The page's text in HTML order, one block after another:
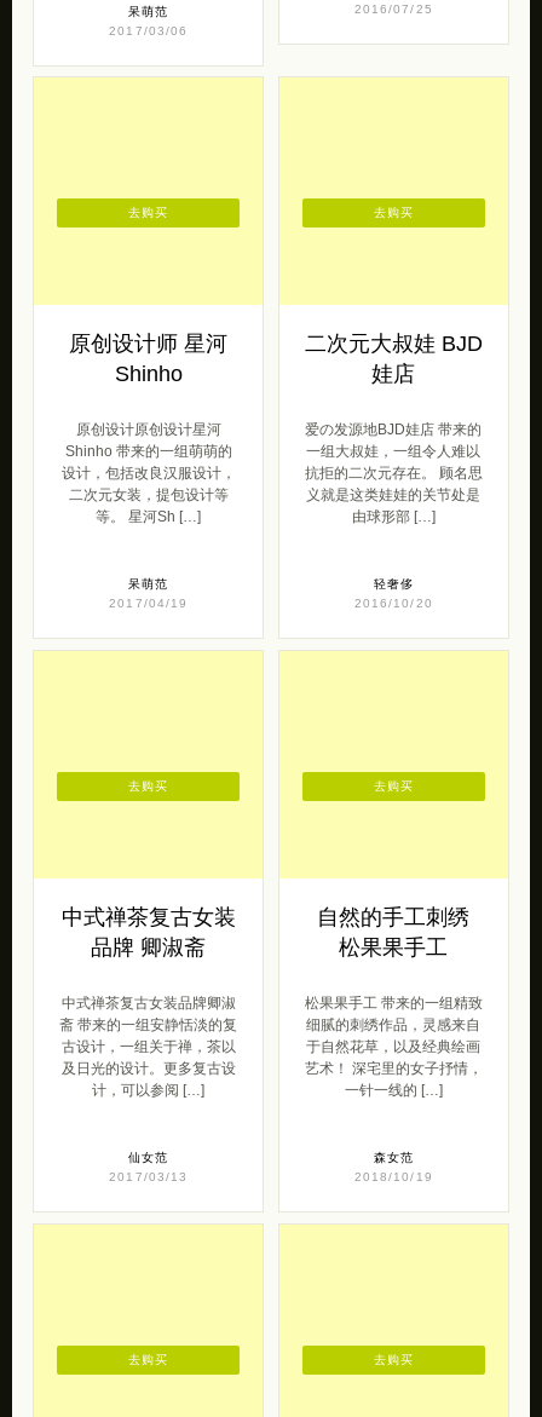
呆萌范
2017/03/06
2016/07/25
原创设计师 星河
Shinho
原创设计原创设计星河
Shinho 带来的一组萌萌的
设计，包括改良汉服设计，
二次元女装，提包设计等
等。 星河Sh […]
呆萌范
2017/04/19
去购买
二次元大叔娃 BJD
娃店
爱の发源地BJD娃店 带来的
一组大叔娃，一组令人难以
抗拒的二次元存在。 顾名思
义就是这类娃娃的关节处是
由球形部 […]
轻奢侈
2016/10/20
去购买
中式禅茶复古女装
品牌 卿淑斋
中式禅茶复古女装品牌卿淑
斋 带来的一组安静恬淡的复
古设计，一组关于禅，茶以
及日光的设计。更多复古设
计，可以参阅 […]
仙女范
2017/03/13
去购买
自然的手工刺绣
松果果手工
松果果手工 带来的一组精致
细腻的刺绣作品，灵感来自
于自然花草，以及经典绘画
艺术！ 深宅里的女子抒情，
一针一线的 […]
森女范
2018/10/19
去购买
去购买 去购买